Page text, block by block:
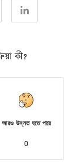
কী?
আরও উন্নত হতে পারে
0